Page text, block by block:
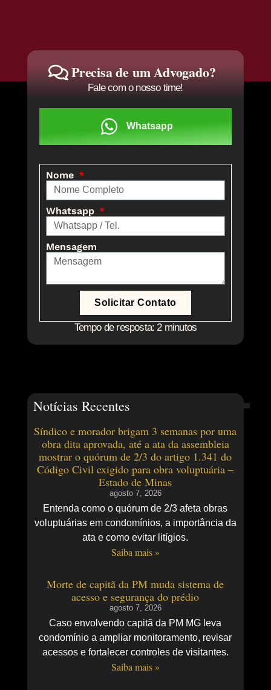
Precisa de um Advogado?
Fale com o nosso time!
Whatsapp
Nome
Whatsapp
Mensagem
Solicitar Contato
Tempo de resposta: 2 minutos
Notícias Recentes
Síndico e morador brigam 3 semanas por uma
obra dita aprovada, até a ata da assembleia
mostrar o quórum de 2/3 do artigo 1.341 do
Código Civil exigido para obra voluptuária –
Estado de Minas
agosto 7, 2026
Entenda como o quórum de 2/3 afeta obras
voluptuárias em condomínios, a importância da
ata e como evitar litígios.
Saiba mais »
Morte de capitã da PM muda sistema de
acesso e segurança do prédio
agosto 7, 2026
Caso envolvendo capitã da PM MG leva
condomínio a ampliar monitoramento, revisar
acessos e fortalecer controles de visitantes.
Saiba mais »